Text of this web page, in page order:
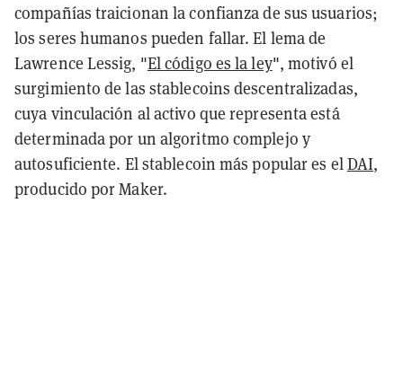
compañías traicionan la confianza de sus usuarios;
los seres humanos pueden fallar. El lema de
Lawrence Lessig, "El código es la ley", motivó el
surgimiento de las stablecoins descentralizadas,
cuya vinculación al activo que representa está
determinada por un algoritmo complejo y
autosuficiente. El stablecoin más popular es elDAI,
producido por Maker.